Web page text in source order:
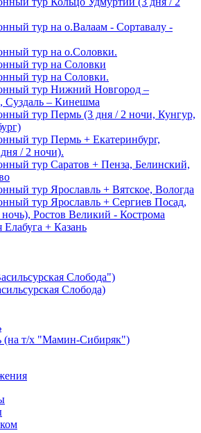
тур на о.Валаам - Сортавалу -
тур на о.Соловки.
тур на Соловки
тур на Соловки.
тур Нижний Новгород –
Суздаль – Кинешма
тур Пермь (3 дня / 2 ночи, Кунгур,
тур Пермь + Екатеринбург,
/ 2 ночи).
тур Саратов + Пенза, Белинский,
тур Ярославль + Вятское, Вологда
тур Ярославль + Сергиев Посад,
Ростов Великий - Кострома
Елабуга + Казань
Слобода")
Слобода)
(на т/х "Мамин-Сибиряк")